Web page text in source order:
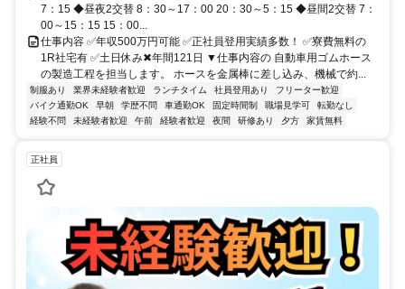
7：15 ◆昼夜2交替 8：30～17：00 20：30～5：15 ◆昼間2交替 7：
00～15：15 15：00...
仕事内容 ✅年収500万円可能 ✅正社員登用実績多数！ ✅寮費無料の
1R社宅有 ✅土日休み✖年間121日 ▼仕事内容の 自動車用ゴムホース
の製造工程を担当します。 ホースを金属棒に差し込み、機械で約...
制服あり 業界未経験者歓迎 ランチタイム 社員登用あり
フリーター歓迎
バイク通勤OK
早朝 学歴不問 車通勤OK 固定時間制 職場見学可
転勤なし
経験不問
未経験者歓迎 午前 経験者歓迎 夜間 研修あり 夕方 家賃無料
正社員